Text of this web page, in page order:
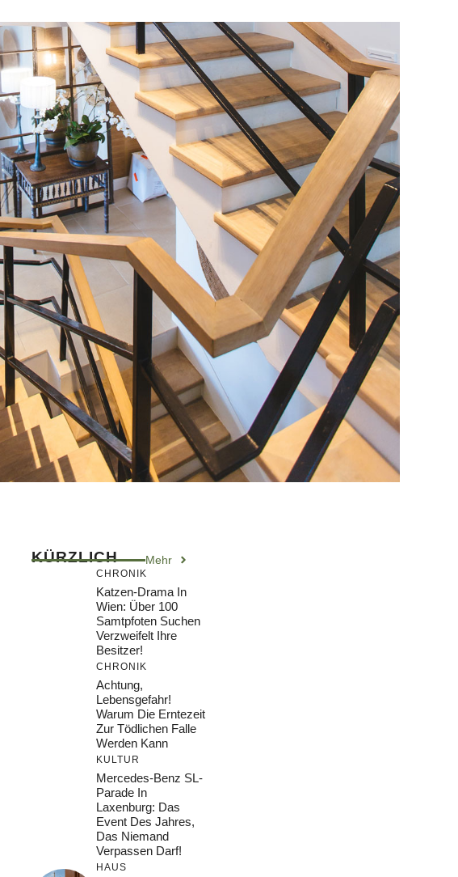
KÜRZLICH Mehr
CHRONIK
Katzen-Drama In
Wien: Über 100
Samtpfoten Suchen
Verzweifelt Ihre
Besitzer!
CHRONIK
Achtung,
Lebensgefahr!
Warum Die Erntezeit
Zur Tödlichen Falle
Werden Kann
KULTUR
Mercedes-Benz SL-
Parade In
Laxenburg: Das
Event Des Jahres,
Das Niemand
Verpassen Darf!
HAUS